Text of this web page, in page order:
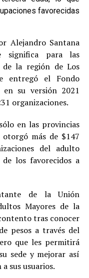
favorecidas
Alejandro Santana
significa para las
de la región de Los
entregó el Fondo
su versión 2021
organizaciones.
en las provincias
más de $147
del adulto
los favorecidos a
de la Unión
Mayores de la
tras conocer
pesos a través del
que les permitirá
sede y mejorar así
sus usuarios.